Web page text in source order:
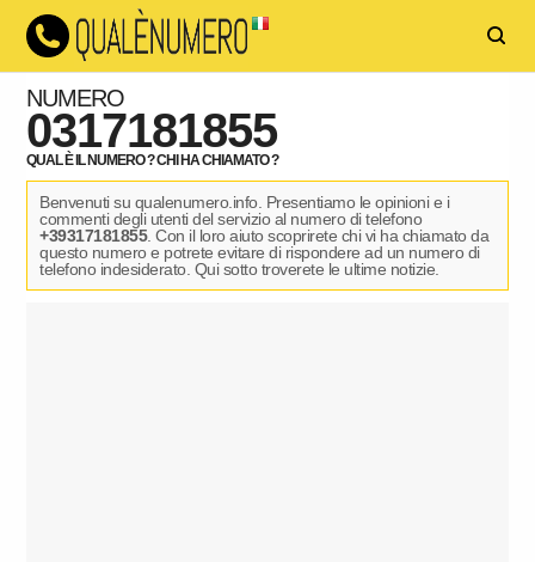
NUMERO
0317181855
QUAL È IL NUMERO ? CHI HA CHIAMATO ?
Benvenuti su qualenumero.info. Presentiamo le opinioni e i
commenti degli utenti del servizio al numero di telefono
+39317181855. Con il loro aiuto scoprirete chi vi ha chiamato da
questo numero e potrete evitare di rispondere ad un numero di
telefono indesiderato. Qui sotto troverete le ultime notizie.